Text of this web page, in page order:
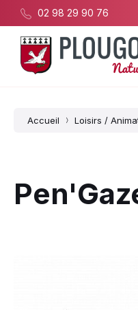
02 98 29 90 76
Accueil Loisirs /